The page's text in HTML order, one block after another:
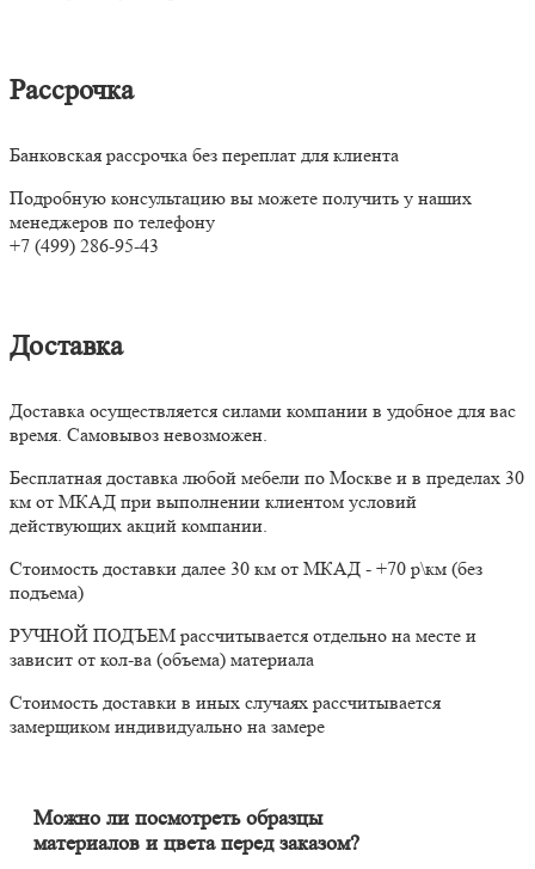
Рассрочка
Банковская рассрочка без переплат для клиента
Подробную консультацию вы можете получить у наших
менеджеров по телефону
+7 (499) 286-95-43
Доставка
Доставка осуществляется силами компании в удобное для вас
время. Самовывоз невозможен.
Бесплатная доставка любой мебели по Москве и в пределах 30
км от МКАД при выполнении клиентом условий
действующих акций компании.
Стоимость доставки далее 30 км от МКАД - +70 р\км (без
подъема)
РУЧНОЙ ПОДЪЕМ рассчитывается отдельно на месте и
зависит от кол-ва (объема) материала
Стоимость доставки в иных случаях рассчитывается
замерщиком индивидуально на замере
Можно ли посмотреть образцы
материалов и цвета перед заказом?